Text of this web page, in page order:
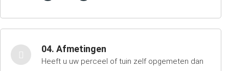
04. Afmetingen
Heeft u uw perceel of tuin zelf opgemeten dan